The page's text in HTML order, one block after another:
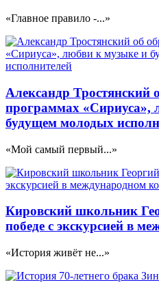
«Главное правило -...»
Александр Тростянский
программах «Сириуса»,
будущем молодых
«Мой самый первый...»
Кировский школьник
победе с экскурсией в
«История живёт не...»